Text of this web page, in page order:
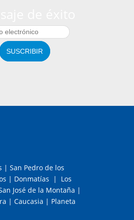
SUSCRIBIR
| San Pedro de los
| Donmatías | Los
José de la Montaña |
| Caucasia | Planeta